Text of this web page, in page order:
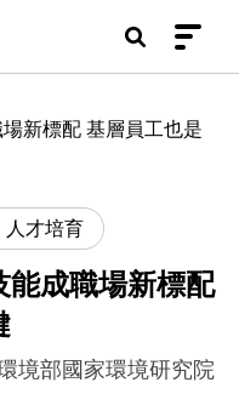
新標配 基層員工也是
人才培育
能成職場新標配
境部國家環境研究院